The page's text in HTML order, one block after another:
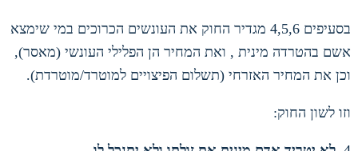
בסעיפים
מגדיר החוק את העונשים הכרוכים במי שימצא
אשם בהטרדה מינית , ואת המחיר הן הפלילי העונשי (מאסר),
וכן את המחיר האזרחי (תשלום הפיצויים למוטרד/מוטרדת).
וזו לשון החוק: